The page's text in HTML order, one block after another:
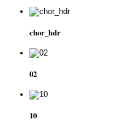
chor_hdr
02
10